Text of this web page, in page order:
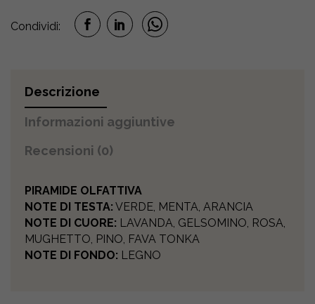
quantity
Condividi:
Descrizione
Informazioni aggiuntive
Recensioni (0)
PIRAMIDE OLFATTIVA
NOTE DI TESTA: VERDE, MENTA, ARANCIA
NOTE DI CUORE: LAVANDA, GELSOMINO, ROSA,
MUGHETTO, PINO, FAVA TONKA
NOTE DI FONDO: LEGNO